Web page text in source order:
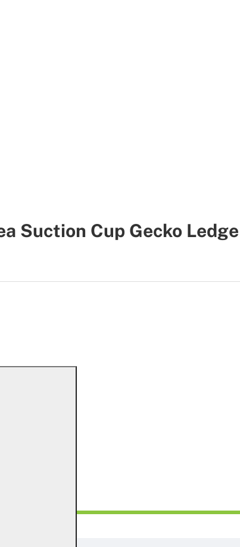
Suction Cup Gecko Ledge